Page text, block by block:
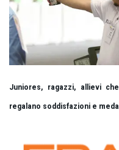
Juniores, ragazzi, allievi
regalano soddisfazioni e